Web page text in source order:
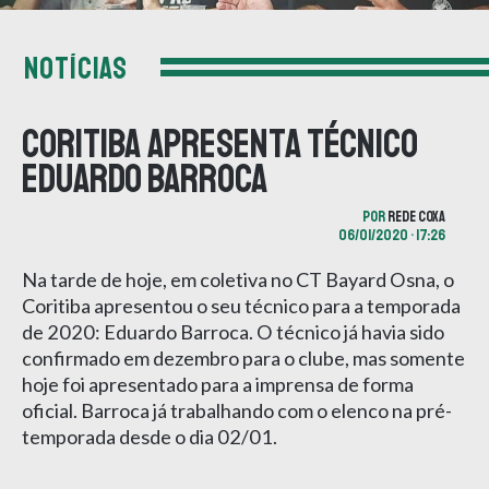
NOTÍCIAS
Coritiba apresenta técnico
Eduardo Barroca
PORREDE COXA
06/01/2020 • 17:26
Na tarde de hoje, em coletiva no CT Bayard Osna, o
Coritiba apresentou o seu técnico para a temporada
de 2020: Eduardo Barroca. O técnico já havia sido
confirmado em dezembro para o clube, mas somente
hoje foi apresentado para a imprensa de forma
oficial. Barroca já trabalhando com o elenco na pré-
temporada desde o dia 02/01.